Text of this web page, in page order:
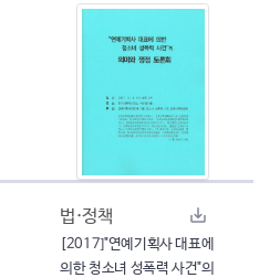
법·정책
[2017]"연예기획사 대표에
의한 청소녀 성폭력 사건"의